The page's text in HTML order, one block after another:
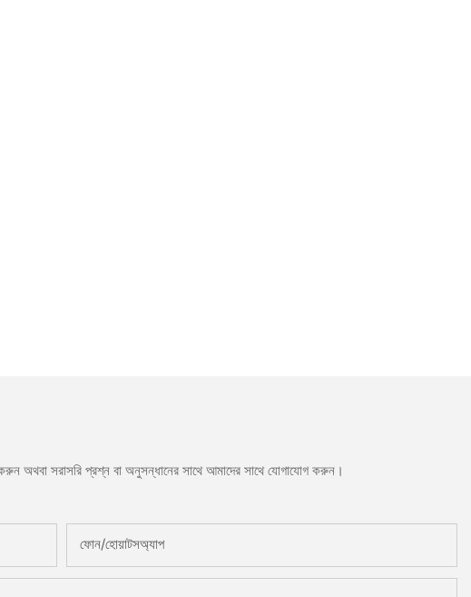
অথবা সরাসরি প্রশ্ন বা অনুসন্ধানের সাথে আমাদের সাথে যোগাযোগ করুন।
ফোন/হোয়াটসঅ্যাপ